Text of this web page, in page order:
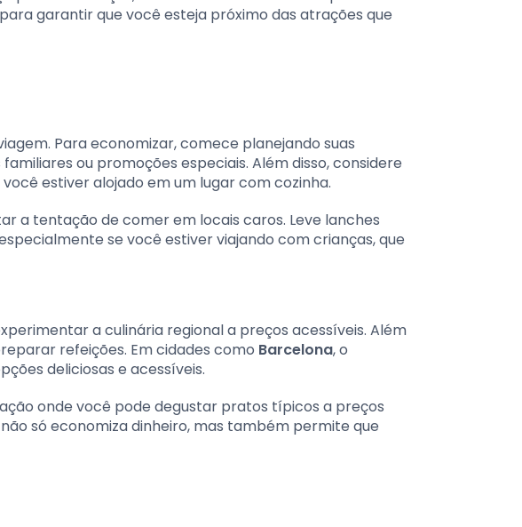
garantir que você esteja próximo das atrações que
Para economizar, comece planejando suas
ou promoções especiais. Além disso, considere
estiver alojado em um lugar com cozinha.
a tentação de comer em locais caros. Leve lanches
se você estiver viajando com crianças, que
a culinária regional a preços acessíveis. Além
refeições. Em cidades como Barcelona, o
deliciosas e acessíveis.
onde você pode degustar pratos típicos a preços
só economiza dinheiro, mas também permite que